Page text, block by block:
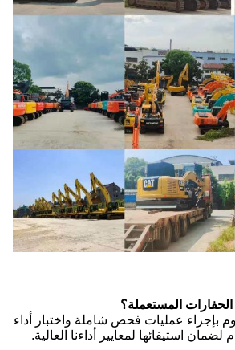
بإجراء عمليات فحص شاملة واختبار أداء
استيفائها لمعايير أداءنا العالية.